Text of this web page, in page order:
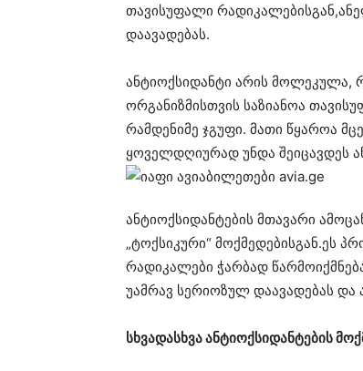
თავისუფალი
დაავადებას.
ანტიოქსიდანტი არის მოლეკულა,
ორგანიზმისთვის საზიანოა
რამდენიმე ჯგუფი. მათი წყაროა
ყოველდღიურად უნდა შეიცავდეს
ანტიოქსიდანტების მთავარი
„ტოქსიკური“ მოქმედებისგან.ეს
რადიკალები ჭარბად
უამრავ სერიოზულ დაავადებას და
სხვადასხვა ანტიოქსიდანტების